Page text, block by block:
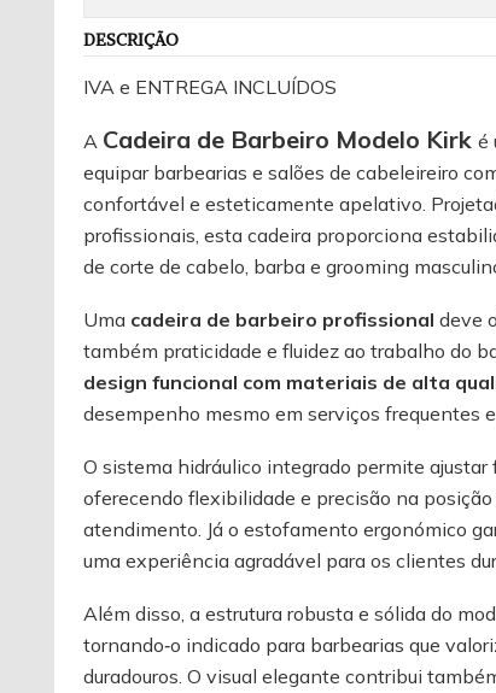
DESCRIÇÃO
IVA e ENTREGA INCLUÍDOS
A Cadeira de Barbeiro Modelo Kirk é
equipar barbearias e salões de cabeleireiro
confortável e esteticamente apelativo.
profissionais, esta cadeira proporciona
de corte de cabelo, barba e grooming
Uma cadeira de barbeiro profissional deve
também praticidade e fluidez ao trabalho do
design funcional com materiais de alta
desempenho mesmo em serviços frequentes
O sistema hidráulico integrado permite ajustar
oferecendo flexibilidade e precisão na
atendimento. Já o estofamento ergonómico
uma experiência agradável para os clientes
Além disso, a estrutura robusta e sólida do
tornando‑o indicado para barbearias que
duradouros. O visual elegante contribui